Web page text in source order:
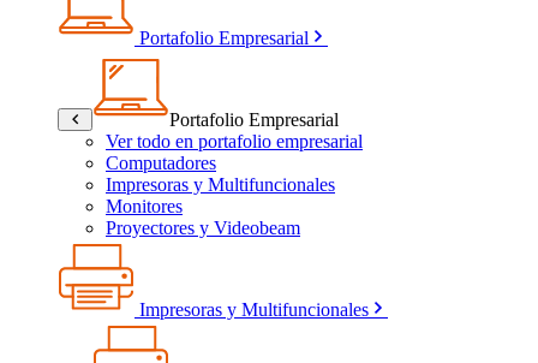
Portafolio Empresarial
Portafolio Empresarial
Ver todo en portafolio empresarial
Computadores
Impresoras y Multifuncionales
Monitores
Proyectores y Videobeam
Impresoras y Multifuncionales